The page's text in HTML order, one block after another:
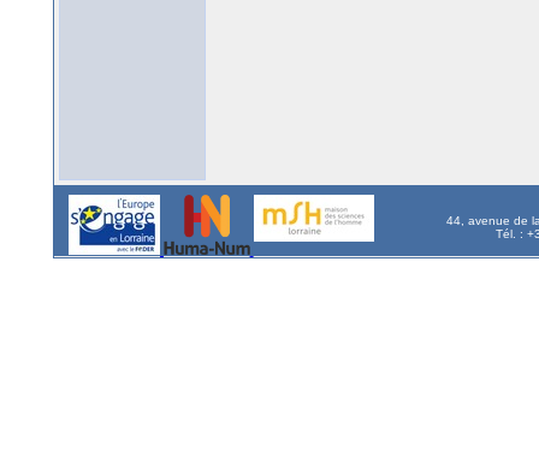
44, avenue de
Tél. :